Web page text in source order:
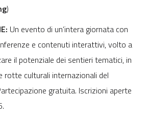
)
Un evento di un’intera giornata con
e contenuti interattivi, volto a
il potenziale dei sentieri tematici, in
rotte culturali internazionali del
gratuita. Iscrizioni aperte